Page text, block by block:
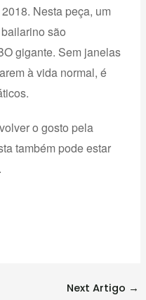
Nesta peça, um
são
gigante. Sem janelas
à vida normal, é
o gosto pela
também pode estar
Next Artigo →